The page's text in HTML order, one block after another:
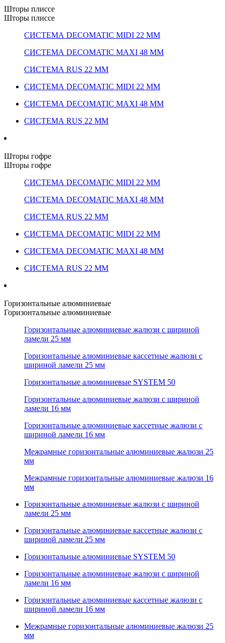
Шторы плиссе
Шторы плиссе
СИСТЕМА DECOMATIC MIDI 22 ММ
СИСТЕМА DECOMATIC MAXI 48 ММ
СИСТЕМА RUS 22 ММ
СИСТЕМА DECOMATIC MIDI 22 ММ
СИСТЕМА DECOMATIC MAXI 48 ММ
СИСТЕМА RUS 22 ММ
Шторы гофре
Шторы гофре
СИСТЕМА DECOMATIC MIDI 22 ММ
СИСТЕМА DECOMATIC MAXI 48 ММ
СИСТЕМА RUS 22 ММ
СИСТЕМА DECOMATIC MIDI 22 ММ
СИСТЕМА DECOMATIC MAXI 48 ММ
СИСТЕМА RUS 22 ММ
Горизонтальные алюминиевые
Горизонтальные алюминиевые
Горизонтальные алюминиевые жалюзи с шириной
ламели 25 мм
Горизонтальные алюминиевые кассетные жалюзи с
шириной ламели 25 мм
Горизонтальные алюминиевые SYSTEM 50
Горизонтальные алюминиевые жалюзи с шириной
ламели 16 мм
Горизонтальные алюминиевые кассетные жалюзи с
шириной ламели 16 мм
Межрамные горизонтальные алюминиевые жалюзи 25
мм
Межрамные горизонтальные алюминиевые жалюзи 16
мм
Горизонтальные алюминиевые жалюзи с шириной
ламели 25 мм
Горизонтальные алюминиевые кассетные жалюзи с
шириной ламели 25 мм
Горизонтальные алюминиевые SYSTEM 50
Горизонтальные алюминиевые жалюзи с шириной
ламели 16 мм
Горизонтальные алюминиевые кассетные жалюзи с
шириной ламели 16 мм
Межрамные горизонтальные алюминиевые жалюзи 25
мм